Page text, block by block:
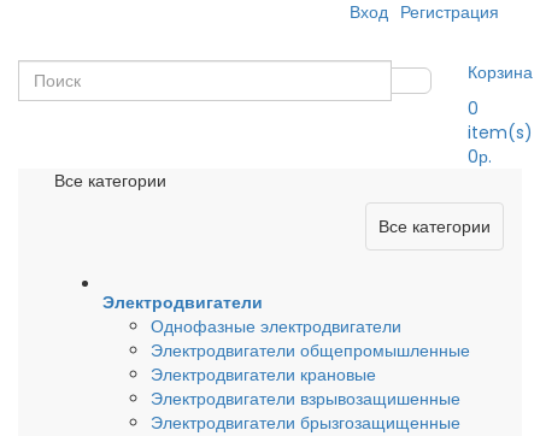
Вход Регистрация
Корзина
0
item(s)
0р.
Все категории
Все категории
Электродвигатели
Однофазные электродвигатели
Электродвигатели общепромышленные
Электродвигатели крановые
Электродвигатели взрывозащишенные
Электродвигатели брызгозащищенные